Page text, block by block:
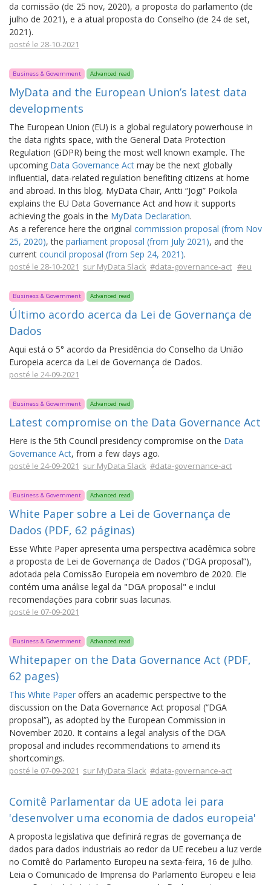
da comissão (de 25 nov, 2020), a proposta do parlamento (de
julho de 2021), e a atual proposta do Conselho (de 24 de set,
2021).
posté le 28-10-2021
Business & Government Advanced read
MyData and the European Union’s latest data
developments
The European Union (EU) is a global regulatory powerhouse in
the data rights space, with the General Data Protection
Regulation (GDPR) being the most well known example. The
upcoming Data Governance Act may be the next globally
influential, data-related regulation benefiting citizens at home
and abroad. In this blog, MyData Chair, Antti “Jogi” Poikola
explains the EU Data Governance Act and how it supports
achieving the goals in the MyData Declaration.
As a reference here the original commission proposal (from Nov
25, 2020), the parliament proposal (from July 2021), and the
current council proposal (from Sep 24, 2021).
posté le 28-10-2021 sur MyData Slack #data-governance-act #eu
Business & Government Advanced read
Último acordo acerca da Lei de Governança de
Dados
Aqui está o 5° acordo da Presidência do Conselho da União
Europeia acerca da Lei de Governança de Dados.
posté le 24-09-2021
Business & Government Advanced read
Latest compromise on the Data Governance Act
Here is the 5th Council presidency compromise on the Data
Governance Act, from a few days ago.
posté le 24-09-2021 sur MyData Slack #data-governance-act
Business & Government Advanced read
White Paper sobre a Lei de Governança de
Dados (PDF, 62 páginas)
Esse White Paper apresenta uma perspectiva acadêmica sobre
a proposta de Lei de Governança de Dados (“DGA proposal”),
adotada pela Comissão Europeia em novembro de 2020. Ele
contém uma análise legal da "DGA proposal" e inclui
recomendações para cobrir suas lacunas.
posté le 07-09-2021
Business & Government Advanced read
Whitepaper on the Data Governance Act (PDF,
62 pages)
This White Paper offers an academic perspective to the
discussion on the Data Governance Act proposal (“DGA
proposal”), as adopted by the European Commission in
November 2020. It contains a legal analysis of the DGA
proposal and includes recommendations to amend its
shortcomings.
posté le 07-09-2021 sur MyData Slack #data-governance-act
Comitê Parlamentar da UE adota lei para
'desenvolver uma economia de dados europeia'
A proposta legislativa que definirá regras de governança de
dados para dados industriais ao redor da UE recebeu a luz verde
no Comitê do Parlamento Europeu na sexta-feira, 16 de julho.
Leia o Comunicado de Imprensa do Parlamento Europeu e leia